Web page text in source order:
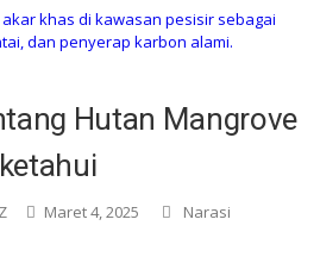
Hutan Mangrove
Maret 4, 2025 Narasi